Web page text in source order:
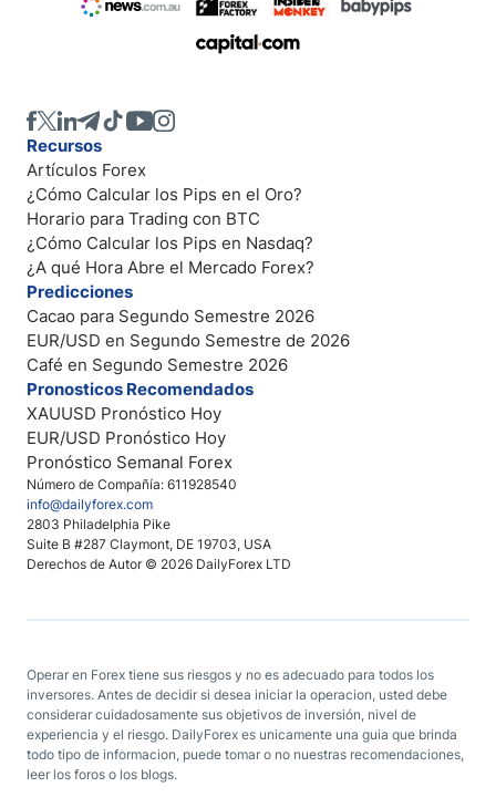
Número de Compañía: 611928540
info@dailyforex.com
2803 Philadelphia Pike
Suite B #287 Claymont, DE 19703, USA
Derechos de Autor © 2026 DailyForex LTD
Recursos
Artículos Forex
¿Cómo Calcular los Pips en el Oro?
Horario para Trading con BTC
¿Cómo Calcular los Pips en Nasdaq?
¿A qué Hora Abre el Mercado Forex?
Predicciones
Cacao para Segundo Semestre 2026
EUR/USD en Segundo Semestre de 2026
Café en Segundo Semestre 2026
Pronosticos Recomendados
XAUUSD Pronóstico Hoy
EUR/USD Pronóstico Hoy
Pronóstico Semanal Forex
Operar en Forex tiene sus riesgos y no es adecuado para todos los
inversores. Antes de decidir si desea iniciar la operacion, usted debe
considerar cuidadosamente sus objetivos de inversión, nivel de
experiencia y el riesgo. DailyForex es unicamente una guia que brinda
todo tipo de informacion, puede tomar o no nuestras recomendaciones,
leer los foros o los blogs.